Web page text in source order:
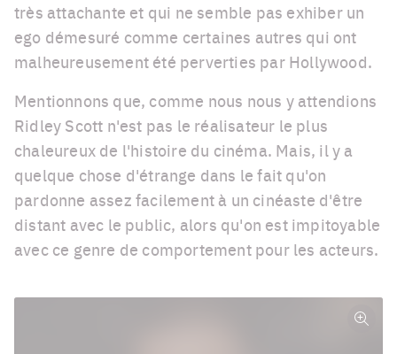
très attachante et qui ne semble pas exhiber un
ego démesuré comme certaines autres qui ont
malheureusement été perverties par Hollywood.
Mentionnons que, comme nous nous y attendions
Ridley Scott n'est pas le réalisateur le plus
chaleureux de l'histoire du cinéma. Mais, il y a
quelque chose d'étrange dans le fait qu'on
pardonne assez facilement à un cinéaste d'être
distant avec le public, alors qu'on est impitoyable
avec ce genre de comportement pour les acteurs.
Plein